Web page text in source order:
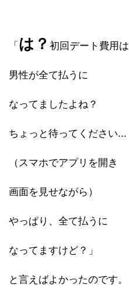
「 は？ 初回デート費用は
男性が全て払うに
なってましたよね？
ちょっと待ってください...
（スマホでアプリを開き
画面を見せながら）
やっぱり、全て払うに
なってますけど？」
と言えばよかったのです。